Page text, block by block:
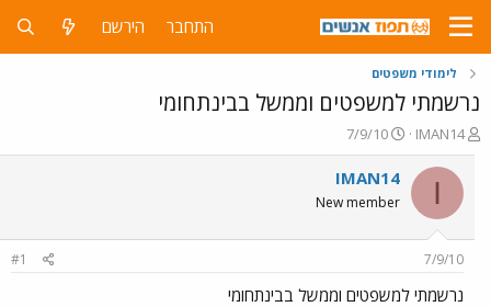
התחבר הירשם
לימודי משפטים
נרשמתי למשפטים וממשל בבינתחומי
פ
ו
ת
ח
ה
ו
ש
א
IMAN14
פ
ו
ר
ם
ר
7/9/10
I
IMAN14
New member
7/9/10
#1
נרשמתי למשפטים וממשל בבינתחומי